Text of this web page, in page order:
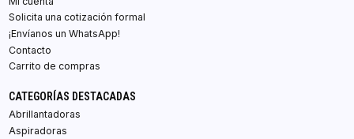
Solicita una cotización formal
¡Envíanos un WhatsApp!
Contacto
Carrito de compras
CATEGORÍAS DESTACADAS
Abrillantadoras
Aspiradoras